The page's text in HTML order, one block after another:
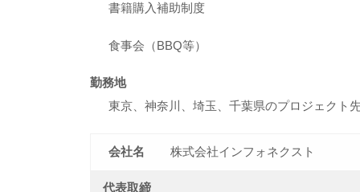
書籍購入補助制度
食事会（BBQ等）
勤務地
東京、神奈川、埼玉、千葉県のプロジェクト
会社名 株式会社インフォネクスト
代表取締